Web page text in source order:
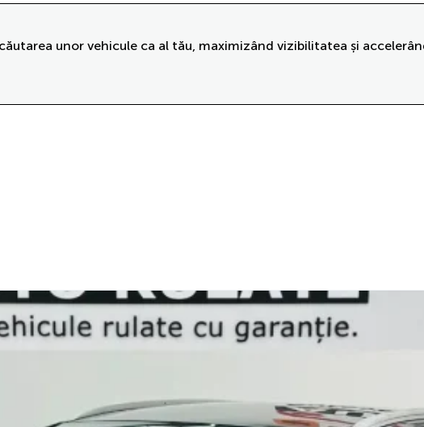
unor vehicule ca al tău, maximizând vizibilitatea și